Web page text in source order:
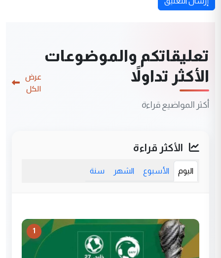
تعليقاتكم والموضوعات
الأكثر تداولاً
أكثر المواضيع قراءة
عرض
الكل
الأكثر قراءة
اليوم الأسبوع الشهر سنة
1